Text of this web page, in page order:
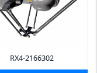
RX4-2166302